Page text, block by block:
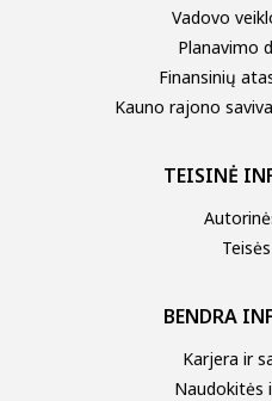
Vadovo
Planavimo
Finansinių
Kauno rajono
TEISINĖ
BENDRA
Karjera ir
Naudokitės